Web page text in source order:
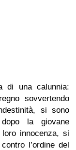
di una calunnia:
sovvertendo
si sono
la giovane
innocenza, si
l’ordine del